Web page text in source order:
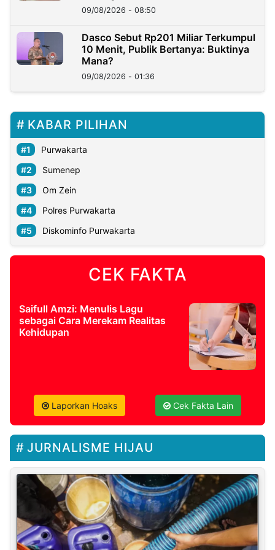
09/08/2026 - 08:50
Dasco Sebut Rp201 Miliar Terkumpul
10 Menit, Publik Bertanya: Buktinya
Mana?
09/08/2026 - 01:36
KABAR PILIHAN
Purwakarta
Sumenep
Om Zein
Polres Purwakarta
Diskominfo Purwakarta
CEK FAKTA
Saifull Amzi: Menulis Lagu
sebagai Cara Merekam Realitas
Kehidupan
Laporkan Hoaks Cek Fakta Lain
JURNALISME HIJAU